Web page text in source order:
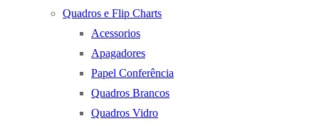
Quadros e Flip Charts
Acessorios
Apagadores
Papel Conferência
Quadros Brancos
Quadros Vidro